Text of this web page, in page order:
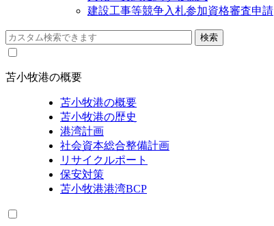
建設工事等競争入札参加資格審査申請
苫小牧港の概要
苫小牧港の概要
苫小牧港の歴史
港湾計画
社会資本総合整備計画
リサイクルポート
保安対策
苫小牧港港湾BCP